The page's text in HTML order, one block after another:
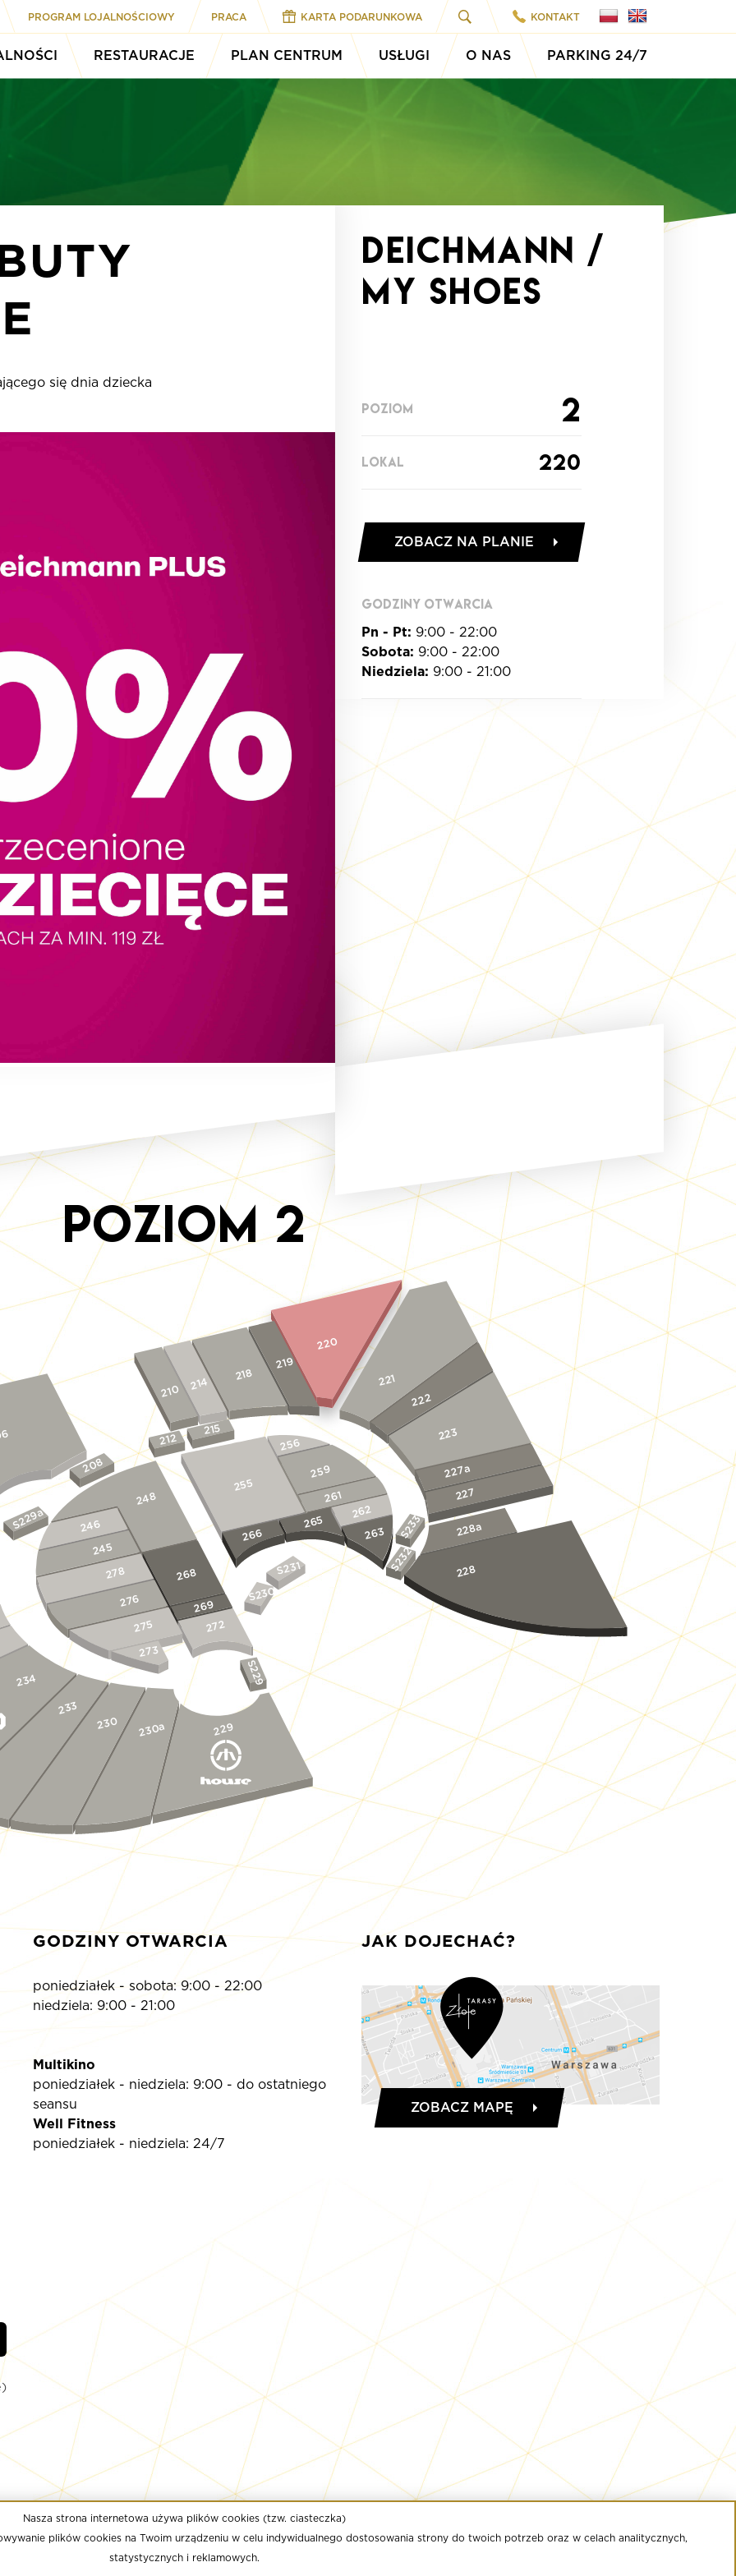
PROGRAM LOJALNOŚCIOWY PRACA KARTA PODARUNKOWA KONTAKT
RESTAURACJE PLAN CENTRUM USŁUGI O NAS PARKING 24/7
Deichmann /
My Shoes
POZIOM 2
LOKAL 220
ZOBACZ NA PLANIE
GODZINY OTWARCIA
Pn - Pt: 9:00 - 22:00
Sobota: 9:00 - 22:00
Niedziela: 9:00 - 21:00
się dnia dziecka
Poziom2
220
221
222
223
219
218
214
210
256
259
261
255
227a
227
212
228a
215
262
263
S232
S233
228
265
266
S231
S230
S229a
208
248
268
269
246
245
278
276
272
275
273
234
233
230 230a
S229
229
GODZINY OTWARCIA
poniedziałek - sobota: 9:00 - 22:00
niedziela: 9:00 - 21:00
Multikino
poniedziałek - niedziela: 9:00 - do ostatniego
seansu
Well Fitness
poniedziałek - niedziela: 24/7
JAK DOJECHAĆ?
ZOBACZ MAPĘ
Nasza strona internetowa używa plików cookies (tzw. ciasteczka)
plików cookies na Twoim urządzeniu w celu indywidualnego dostosowania strony do twoich potrzeb oraz w celach analitycznych,
statystycznych i reklamowych.